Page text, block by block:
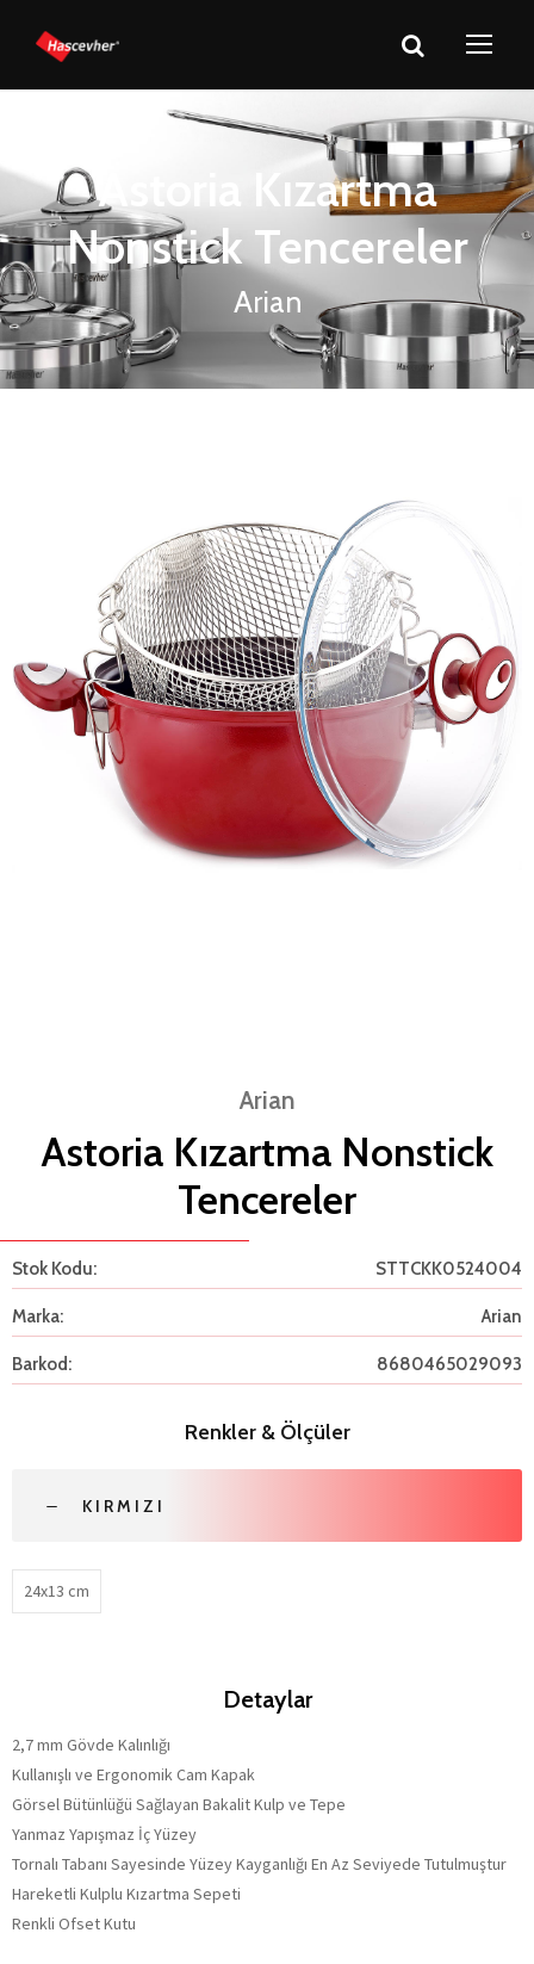
Astoria Kızartma
Nonstick Tencereler
Arian
Arian
Astoria Kızartma Nonstick
Tencereler
Stok Kodu: STTCKK0524004
Marka: Arian
Barkod: 8680465029093
Renkler & Ölçüler
KIRMIZI
24x13 cm
Detaylar
2,7 mm Gövde Kalınlığı
Kullanışlı ve Ergonomik Cam Kapak
Görsel Bütünlüğü Sağlayan Bakalit Kulp ve Tepe
Yanmaz Yapışmaz İç Yüzey
Tornalı Tabanı Sayesinde Yüzey Kayganlığı En Az Seviyede Tutulmuştur
Hareketli Kulplu Kızartma Sepeti
Renkli Ofset Kutu